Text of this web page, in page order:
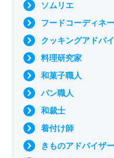
ソムリエ
フードコーディネ
クッキングアドバ
料理研究家
和菓子職人
パン職人
和裁士
着付け師
きものアドバイザー